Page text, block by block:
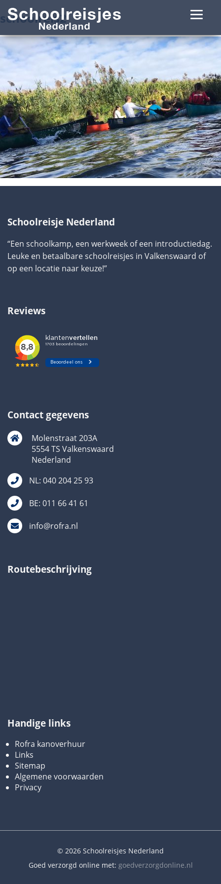
schoolreis2
Schoolreisje Nederland
“Een schoolkamp, een werkweek of een introductiedag.
Leuke en betaalbare schoolreisjes in Valkenswaard of
op een locatie naar keuze!”
Reviews
Contact gegevens
Molenstraat 203A
5554 TS Valkenswaard
Nederland
NL: 040 204 25 93
BE: 011 66 41 61
info@rofra.nl
Routebeschrijving
Handige links
Rofra kanoverhuur
Links
Sitemap
Algemene voorwaarden
Privacy
© 2026 Schoolreisjes Nederland
Goed verzorgd online met: goedverzorgdonline.nl